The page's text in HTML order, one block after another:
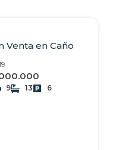
Venta en Caño
9 13 6